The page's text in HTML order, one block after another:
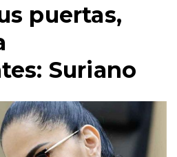
puertas,
Suriano